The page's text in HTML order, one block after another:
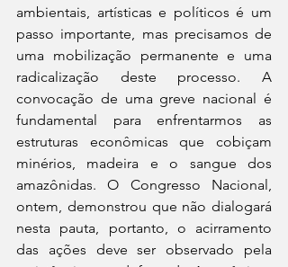
ambientais, artísticas e políticos é um
passo importante, mas precisamos de
uma mobilização permanente e uma
radicalização deste processo. A
convocação de uma greve nacional é
fundamental para enfrentarmos as
estruturas econômicas que cobiçam
minérios, madeira e o sangue dos
amazônidas. O Congresso Nacional,
ontem, demonstrou que não dialogará
nesta pauta, portanto, o acirramento
das ações deve ser observado pela